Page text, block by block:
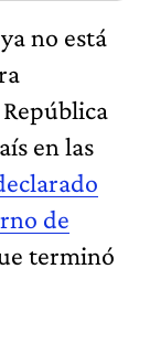
ya no está
en las
de
terminó